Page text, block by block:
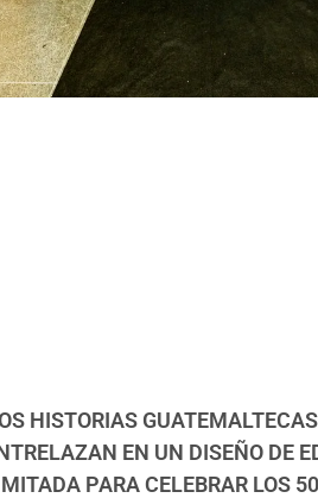
HISTORIAS
EN UN DISEÑO DE
PARA CELEBRAR LOS